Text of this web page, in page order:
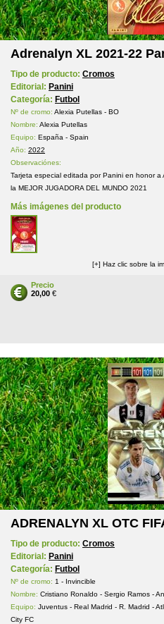
Adrenalyn XL 2021-22
Tipo de producto: Cromos
Editorial: Panini
Categoría: Futbol
Nº de cromo: Alexia Putellas - BO
Nombre: Alexia Putellas
Equipo: España - Spain
Año: 2022
Observaciónes:
Tarjeta especial editada por Panini en honor
la MEJOR JUGADORA DEL MUNDO 2021
Más imágenes del producto
[+] Haz clic sobre la
Precio
20,00 €
ADRENALYN XL OTC
Tipo de producto: Cromos
Editorial: Panini
Categoría: Futbol
Nº de cromo: 1 - Invincible
Nombre: Cristiano Ronaldo - Sergio Ramos -
Equipo: Juventus - Real Madrid - R. Madrid -
City FC